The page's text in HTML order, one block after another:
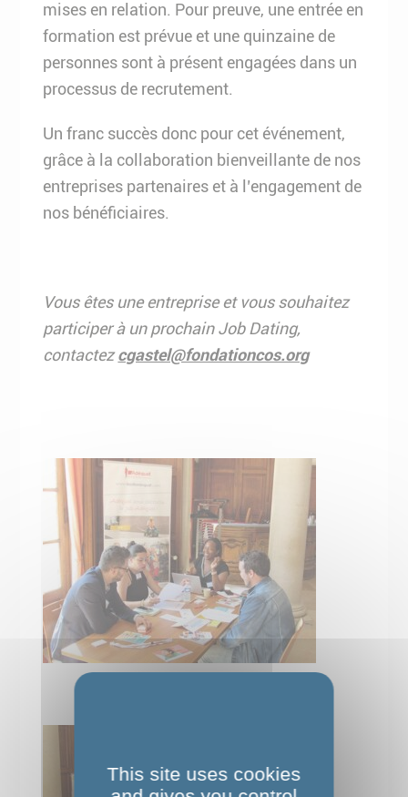
mises en relation. Pour preuve, une entrée en
formation est prévue et une quinzaine de
personnes sont à présent engagées dans un
processus de recrutement.
Un franc succès donc pour cet événement,
grâce à la collaboration bienveillante de nos
entreprises partenaires et à l’engagement de
nos bénéficiaires.
Vous êtes une entreprise et vous souhaitez
participer à un prochain Job Dating,
contactezcgastel@fondationcos.org
This site uses cookies